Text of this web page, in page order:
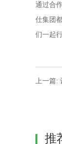
通过合
仕集团
们一起
上一篇
推